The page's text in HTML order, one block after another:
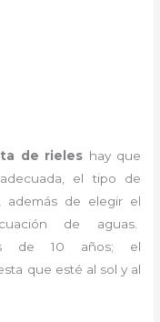
de rieles hay que
el tipo de
además de elegir el
de aguas.
de 10 años; el
que esté al sol y al